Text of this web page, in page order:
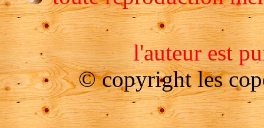
l'auteur est
© copyright les